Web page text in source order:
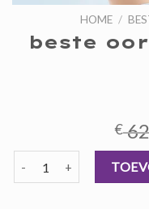
HOME /
beste
€
beste oortjes draadloos